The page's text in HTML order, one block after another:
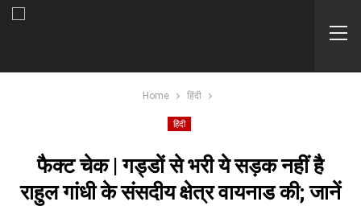
Home हिंदी
हिंदी
फैक्ट चेक | गड्डों से भरी ये सड़क नहीं है
राहुल गांधी के संसदीय क्षेत्र वायनाड की; जानें